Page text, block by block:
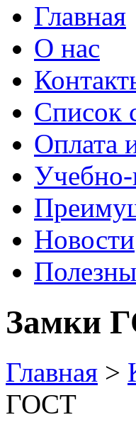
Главная
О нас
Список
Оплата
Новости
Замки
Главная >
ГОСТ